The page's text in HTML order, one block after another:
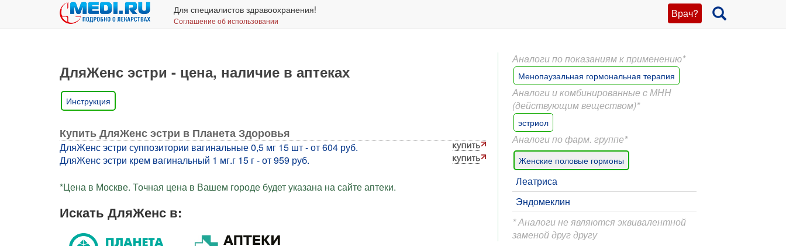
Врач?
Для специалистов здравоохранения!
Соглашение об использовании
ДляЖенс эстри - цена, наличие в аптеках
Инструкция
Купить ДляЖенс эстри в Планета Здоровья
ДляЖенс эстри суппозитории вагинальные 0,5 мг 15 шт - от 604 руб.
ДляЖенс эстри крем вагинальный 1 мг.г 15 г - от 959 руб.
*Цена в Москве. Точная цена в Вашем городе будет указана на сайте аптеки.
Искать ДляЖенс в:
Аналоги по показаниям к применению*
Менопаузальная гормональная терапия
Аналоги и комбинированные с МНН
(действующим веществом)*
эстриол
Аналоги по фарм. группе*
Женские половые гормоны
Леатриса
Эндомеклин
* Аналоги не являются эквивалентной
заменой друг другу